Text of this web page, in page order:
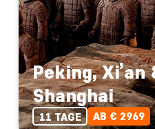
Peking, Xi’an
Shanghai
11 TAGE AB € 2969